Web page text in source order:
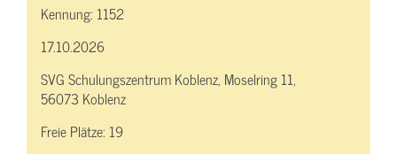
Kennung: 1152
17.10.2026
SVG Schulungszentrum Koblenz, Moselring 11,
56073 Koblenz
Freie Plätze: 19